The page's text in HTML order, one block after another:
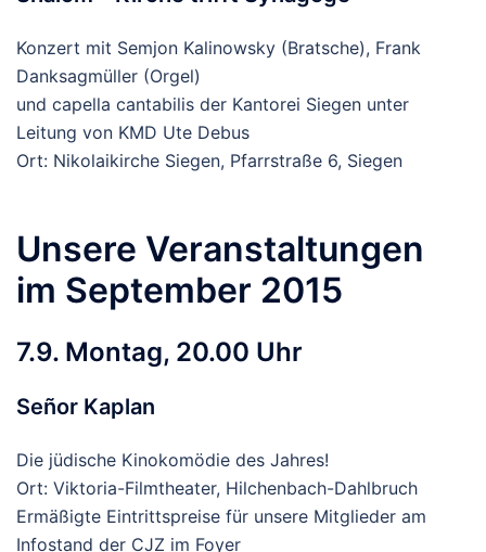
Konzert mit Semjon Kalinowsky (Bratsche), Frank
Danksagmüller (Orgel)
und capella cantabilis der Kantorei Siegen unter
Leitung von KMD Ute Debus
Ort: Nikolaikirche Siegen, Pfarrstraße 6, Siegen
Unsere Veranstaltungen
im September 2015
7.9. Montag, 20.00 Uhr
Señor Kaplan
Die jüdische Kinokomödie des Jahres!
Ort: Viktoria-Filmtheater, Hilchenbach-Dahlbruch
Ermäßigte Eintrittspreise für unsere Mitglieder am
Infostand der CJZ im Foyer